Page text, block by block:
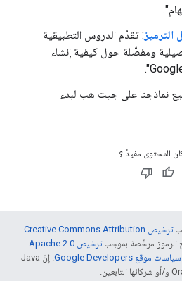
: تقدّم الدروس التطبيقية
ومفصّلة حول كيفية إنشاء
نماذجنا على جيت هب لبدء
المحتوى مفيدًا؟
ترخيص Creative Commons Attribution
الرموز مرخّصة بموجبترخيص Apache 2.0‏
سياسات موقع Google Developers‏
. إنّ Java